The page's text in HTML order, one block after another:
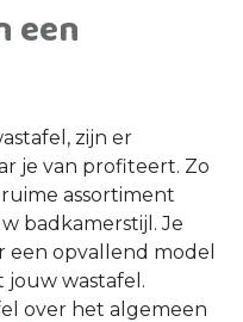
een
zijn er
je van profiteert. Zo
assortiment
badkamerstijl. Je
een opvallend model
jouw wastafel.
over het algemeen